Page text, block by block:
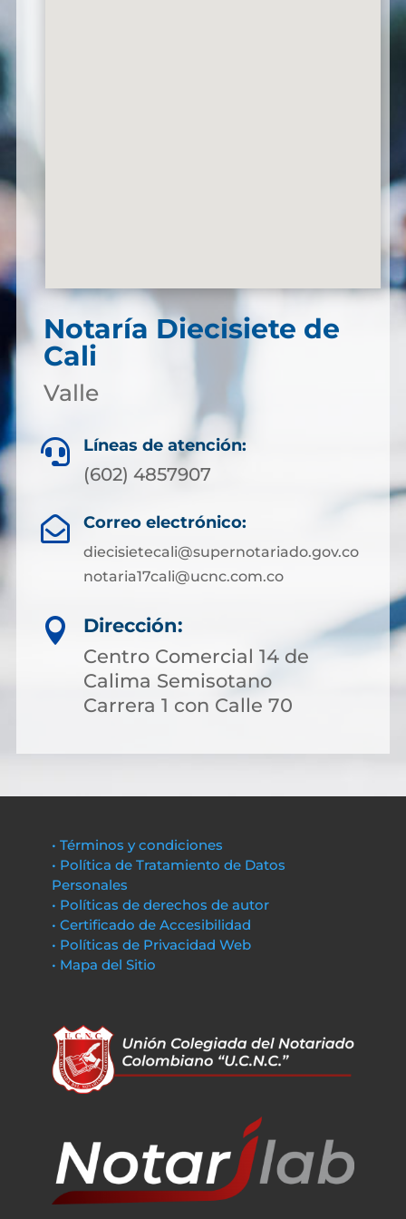
Notaría Diecisiete de
Cali
Valle
 Líneas de atención:
(602) 4857907
 Correo electrónico:
diecisietecali@supernotariado.gov.co
notaria17cali@ucnc.com.co

Dirección:
Centro Comercial 14 de
Calima Semisotano
Carrera 1 con Calle 70
• Términos y condiciones
• Política de Tratamiento de Datos
Personales
• Políticas de derechos de autor
• Certificado de Accesibilidad
• Políticas de Privacidad Web
• Mapa del Sitio